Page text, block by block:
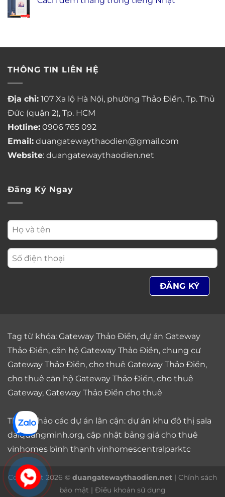
THÔNG TIN LIÊN HỆ
Địa chỉ: 107 Xa lộ Hà Nội, phường Thảo Điền, Tp. Thủ
Đức (quận 2), Tp. HCM
Hotline: 0906 765 092
Email: duangatewaythaodien@gmail.com
Website: duangatewaythaodien.net
Đăng Ký Ngay
Tag từ khóa: Gateway Thảo Điền, dự án Gateway
Thảo Điền, căn hộ Gateway Thảo Điền, chung cư
Gateway Thảo Điền, cho thuê Gateway Thảo Điền,
cho thuê căn hộ Gateway Thảo Điền, cho thuê
Gateway, Gateway Thảo Điền cho thuê
Tham khảo các dự án lân cận: dự án khu đô thị sala
daiquangminh.org, cập nhật bảng giá cho thuê
vinhomes bình thạnh vinhomescentralparktc
Copyright 2026 © duangatewaythaodien.net | Chính sách
bảo mật | Điều khoản sử dụng